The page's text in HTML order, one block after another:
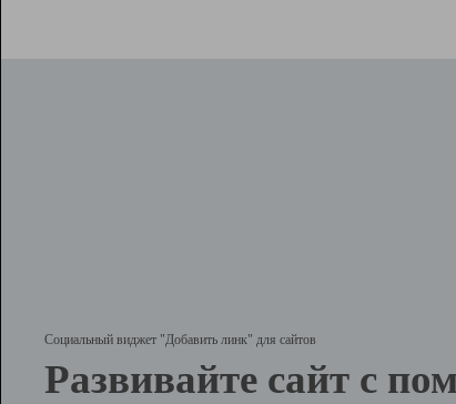
Социальный виджет "Добавить линк" для сайтов
Развивайте сайт с